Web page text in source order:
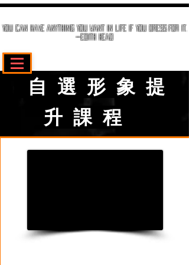
You can have anything you want in life if you dress for it.
—Edith Head
自選形象提
升課程